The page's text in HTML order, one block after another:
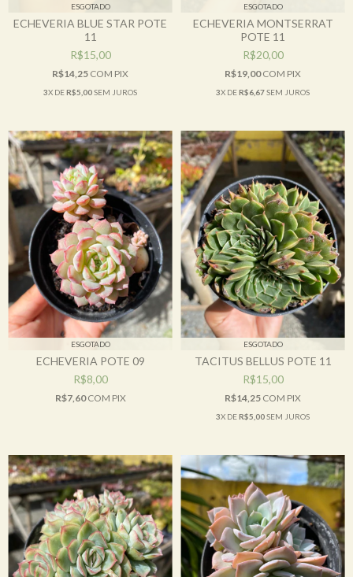
ESGOTADO
ECHEVERIA BLUE STAR POTE
11
R$15,00
R$14,25 COM PIX
3X DER$5,00SEM JUROS
ESGOTADO
ECHEVERIA MONTSERRAT
POTE 11
R$20,00
R$19,00COM PIX
3X DER$6,67SEM JUROS
ESGOTADO
ECHEVERIA POTE 09
R$8,00
R$7,60COM PIX
ESGOTADO
TACITUS BELLUS POTE 11
R$15,00
R$14,25 COM PIX
3X DER$5,00SEM JUROS